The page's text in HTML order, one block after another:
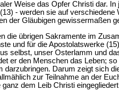
Weise das Opfer Christi dar.
- werden sie auf
der Gläubigen gewissermaßen
die übrigen Sakramente im
und für die Apostolatswerke
selbst, unser Osterlamm und
er den Menschen das Leben;
darzubringen. Darum zeigt sich
zur Teilnahme an der
dem Leib Christi